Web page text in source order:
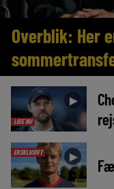
Overblik: Her
LIGE NU
►
EKSKLUSIVT ►